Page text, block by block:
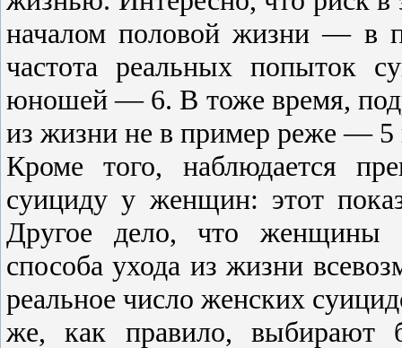
началом половой жизни — в
частота реальных попыток
юношей — 6. В тоже время,
из жизни не в пример реже — 5
Кроме того, наблюдается
суициду у женщин: этот
Другое дело, что женщины
способа ухода из жизни
реальное число женских
же, как правило, выбирают